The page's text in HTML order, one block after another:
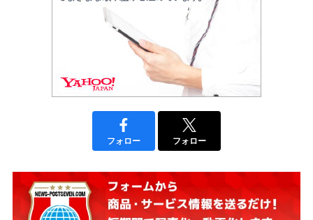
フォロー フォロー